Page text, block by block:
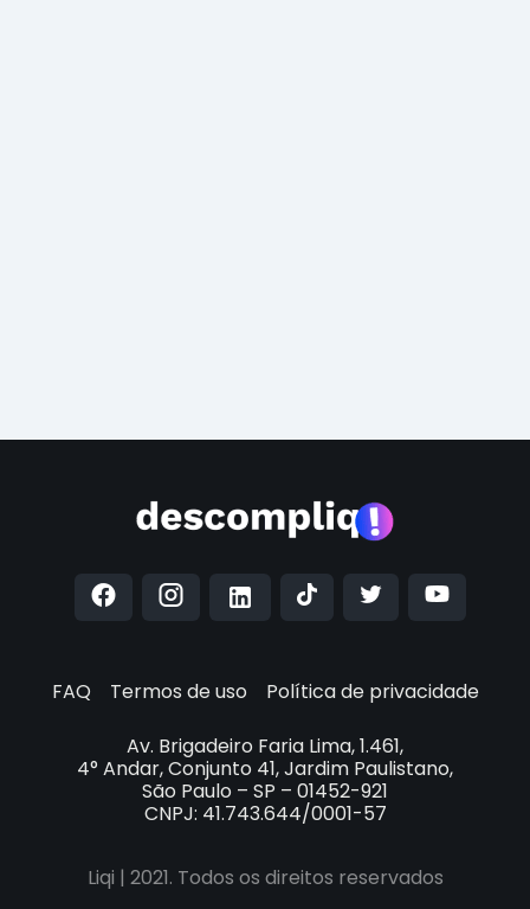
FAQ Termos de uso
Política de privacidade
Av. Brigadeiro Faria Lima, 1.461,
4° Andar, Conjunto 41, Jardim Paulistano,
São Paulo – SP – 01452-921
CNPJ: 41.743.644/0001-57
Liqi | 2021. Todos os direitos reservados